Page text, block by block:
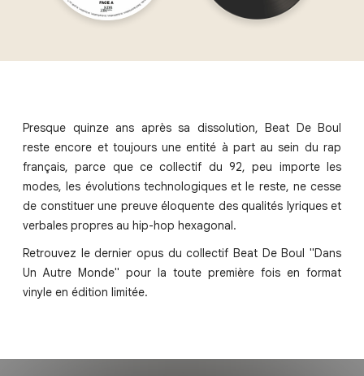
Presque quinze ans après sa dissolution, Beat De Boul
reste encore et toujours une entité à part au sein du rap
français, parce que ce collectif du 92, peu importe les
modes, les évolutions technologiques et le reste, ne cesse
de constituer une preuve éloquente des qualités lyriques et
verbales propres au hip-hop hexagonal.
Retrouvez le dernier opus du collectif Beat De Boul "Dans
Un Autre Monde" pour la toute première fois en format
vinyle en édition limitée.